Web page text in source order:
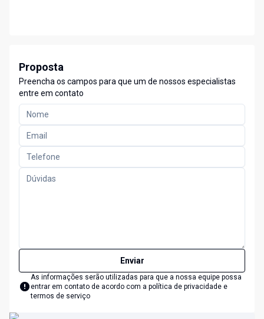
Proposta
Preencha os campos para que um de nossos especialistas
entre em contato
Enviar
As informações serão utilizadas para que a nossa equipe possa
entrar em contato de acordo com a política de privacidade e
termos de serviço